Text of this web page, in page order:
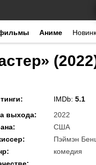
Аниме
: IMDb: 5.1
выхода:
2022
:
США
:
Пэймэн
:
комедия